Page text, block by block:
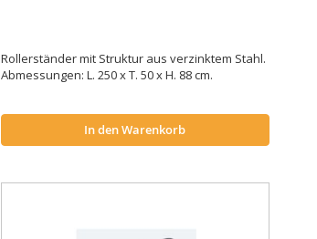
Rollerständer mit Struktur aus verzinktem Stahl.
Abmessungen: L. 250 x T. 50 x H. 88 cm.
In den Warenkorb